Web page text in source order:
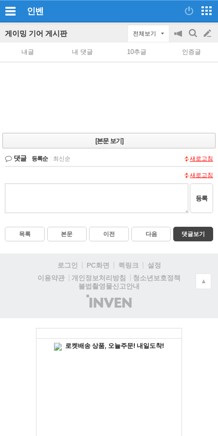
인벤
게이밍 기어 게시판 전체보기
공
on/off
검
색
글
쓰
내글 내 댓글 10추글 인증글
[본문 보기]
댓글 등록순 최신순 새로고침
새로고침
등록
목록 본문 이전 다음 댓글보기
로그인 PC화면 퀵링크
설정
이용약관
개인정보처리방침
청소년보호정책
불법촬영물신고안내
(주)
인
▲